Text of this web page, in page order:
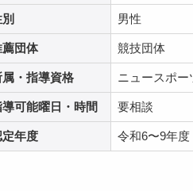
男性
薦団体 競技団体
属・指導資格 ニュースポー
導可能曜日・時間 要相談
定年度 令和6〜9年度